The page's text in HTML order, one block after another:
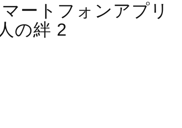
ートフォンアプリ
の絆 2